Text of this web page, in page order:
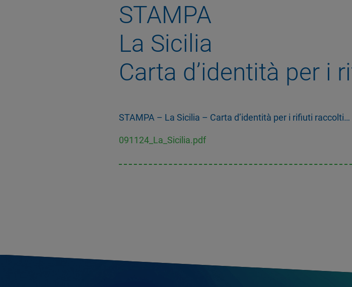
STAMPA
La Sicilia
Carta d’identità per i
STAMPA – La Sicilia – Carta d’identità per i rifiuti raccolti…
091124_La_Sicilia.pdf